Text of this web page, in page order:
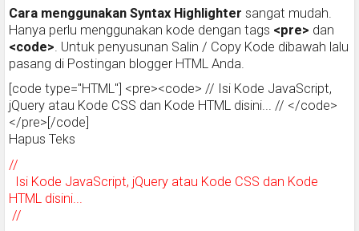
Cara menggunakan Syntax Highlighter sangat mudah.
Hanya perlu menggunakan kode dengan tags <pre> dan
<code> . Untuk penyusunan Salin / Copy Kode dibawah lalu
pasang di Postingan blogger HTML Anda.
[code type="HTML"] <pre><code> // Isi Kode JavaScript,
jQuery atau Kode CSS dan Kode HTML disini... // </code>
</pre>[/code]
Hapus Teks
//
Isi Kode JavaScript, jQuery atau Kode CSS dan Kode
HTML disini...
//